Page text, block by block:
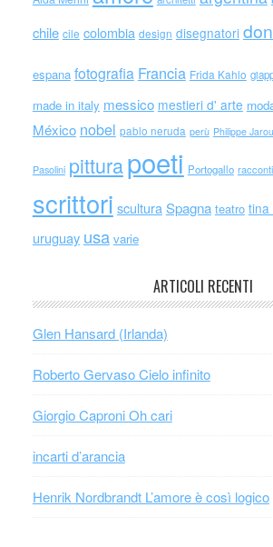
chile cile colombia design disegnatori
espana fotografia Francia Frida Kahlo
made in italy messico mestieri d' arte
México nobel pablo neruda perù Philippe
Pasolini pitturapoeti Portogallo
scrittori scultura Spagna teatro tina
uruguay usa varie
ARTICOLI RECENTI
Glen Hansard (Irlanda)
Roberto Gervaso Cielo infinito
Giorgio Caproni Oh cari
incarti d’arancia
Henrik Nordbrandt L’amore è così logico